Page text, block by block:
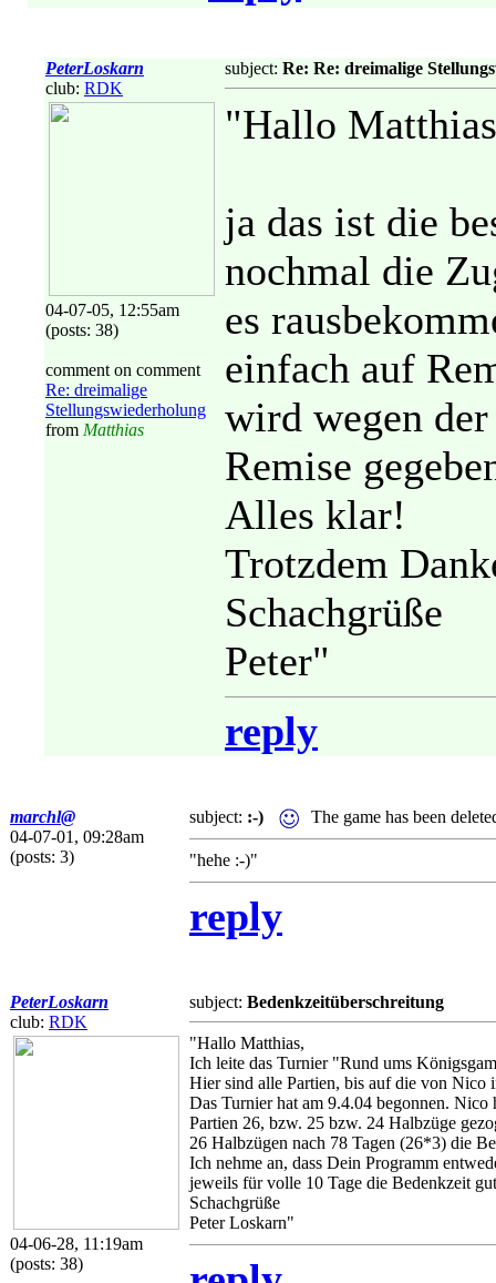
PeterLoskarn
club: RDK
04-07-05, 12:55am
(posts: 38)
comment on comment
Re: dreimalige
Stellungswiederholung
from Matthias
subject: Re: Re: dreimalige
"Hallo
ja das ist die
nochmal die
es
einfach auf
wird wegen
Remise
Alles klar!
Trotzdem
Schachgrüße
Peter"
reply
marchl@
04-07-01, 09:28am
(posts: 3)
subject: :-) The game has been
"hehe :-)"
reply
PeterLoskarn
club: RDK
04-06-28, 11:19am
(posts: 38)
subject: Bedenkzeitüberschreitung
"Hallo Matthias,
Ich leite das Turnier "Rund ums
Hier sind alle Partien, bis auf die von Nico
Das Turnier hat am 9.4.04 begonnen.
Partien 26, bzw. 25 bzw. 24 Halbzüge
26 Halbzügen nach 78 Tagen (26*3) die
Ich nehme an, dass Dein Programm
jeweils für volle 10 Tage die Bedenkzeit
Schachgrüße
Peter Loskarn"